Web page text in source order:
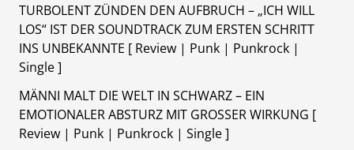
TURBOLENT ZÜNDEN DEN AUFBRUCH – „ICH WILL
LOS“ IST DER SOUNDTRACK ZUM ERSTEN SCHRITT
INS UNBEKANNTE [ Review | Punk | Punkrock |
Single ]
MÄNNI MALT DIE WELT IN SCHWARZ – EIN
EMOTIONALER ABSTURZ MIT GROSSER WIRKUNG [
Review | Punk | Punkrock | Single ]